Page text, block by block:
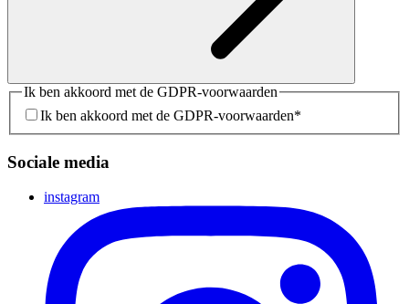
Ik ben akkoord met de GDPR-voorwaarden
Ik ben akkoord met de GDPR-voorwaarden*
Sociale media
instagram